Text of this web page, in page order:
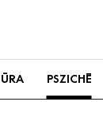
PSZICHÉ